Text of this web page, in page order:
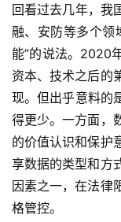
回看过去几年，我
融、安防等多个领
能”的说法。2020
资本、技术之后的
现。但出乎意料的
得更少。一方面，
的价值认识和保护
享数据的类型和方
因素之一，在法律
格管控。